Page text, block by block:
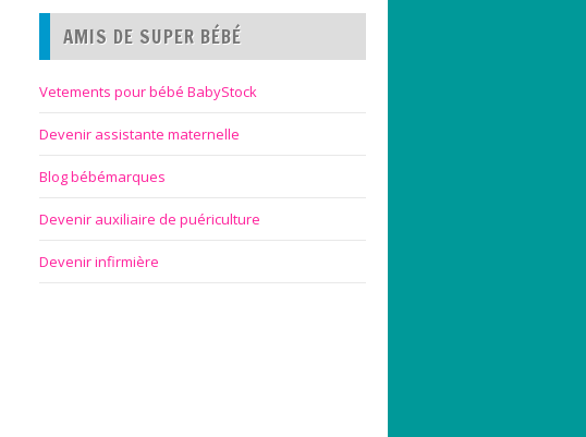
AMIS DE SUPER BÉBÉ
Vetements pour bébé BabyStock
Devenir assistante maternelle
Blog bébémarques
Devenir auxiliaire de puériculture
Devenir infirmière